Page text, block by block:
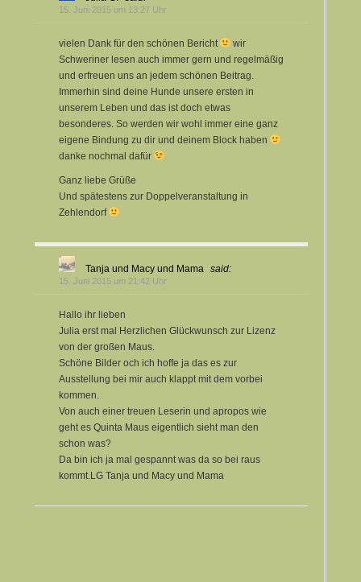
15. Juni 2015 um 13:27 Uhr
vielen Dank für den schönen Bericht
wir
Schweriner lesen auch immer gern und regelmäßig
und erfreuen uns an jedem schönen Beitrag.
Immerhin sind deine Hunde unsere ersten in
unserem Leben und das ist doch etwas
besonderes. So werden wir wohl immer eine ganz
eigene Bindung zu dir und deinem Block haben
danke nochmal dafür
Ganz liebe Grüße
Und spätestens zur Doppelveranstaltung in
Zehlendorf
Tanja und Macy und Mama said:
15. Juni 2015 um 21:42 Uhr
Hallo ihr lieben
Julia erst mal Herzlichen Glückwunsch zur Lizenz
von der großen Maus.
Schöne Bilder och ich hoffe ja das es zur
Ausstellung bei mir auch klappt mit dem vorbei
kommen.
Von auch einer treuen Leserin und apropos wie
geht es Quinta Maus eigentlich sieht man den
schon was?
Da bin ich ja mal gespannt was da so bei raus
kommt.LG Tanja und Macy und Mama